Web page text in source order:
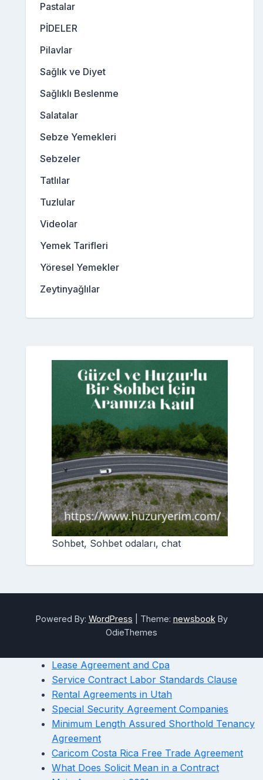
Pastalar
PİDELER
Pilavlar
Sağlık ve Diyet
Sağlıklı Beslenme
Salatalar
Sebze Yemekleri
Sebzeler
Tatlılar
Tuzlular
Videolar
Yemek Tarifleri
Yöresel Yemekler
Zeytinyağlılar
Sohbet, Sohbet odaları, chat
Powered By: WordPress Theme: newsbook By
OdieThemes
Lease Agreement and Cpa
Service Contract Labor Standards Clause
Rental Agreements in Utah
Special Security Agreement Companies
Minimum Length Assured Shorthold Tenancy
Agreement
Caricom Costa Rica Free Trade Agreement
What Does Solicit Mean in a Contract